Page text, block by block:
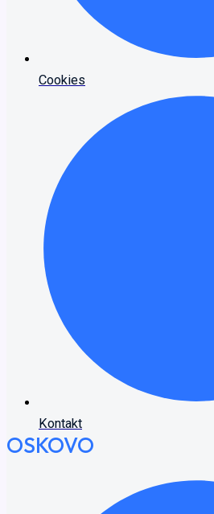
Cookies
Kontakt
OSKOVO